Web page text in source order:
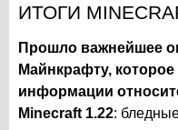
ИТОГИ
Прошло важнейшее
Майнкрафту,
информации
Minecraft 1.22: